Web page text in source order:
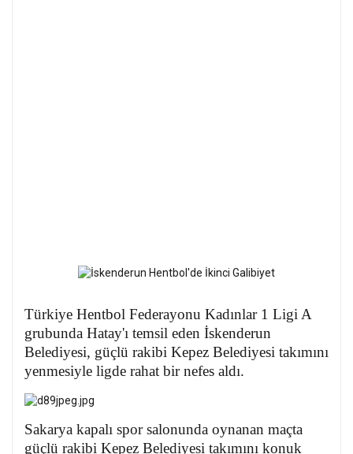
Türkiye Hentbol Federayonu Kadınlar 1 Ligi A
grubunda Hatay'ı temsil eden İskenderun
Belediyesi, güçlü rakibi Kepez Belediyesi takımını
yenmesiyle ligde rahat bir nefes aldı.
Sakarya kapalı spor salonunda oynanan maçta
güçlü rakibi Kepez Belediyesi takımını konuk